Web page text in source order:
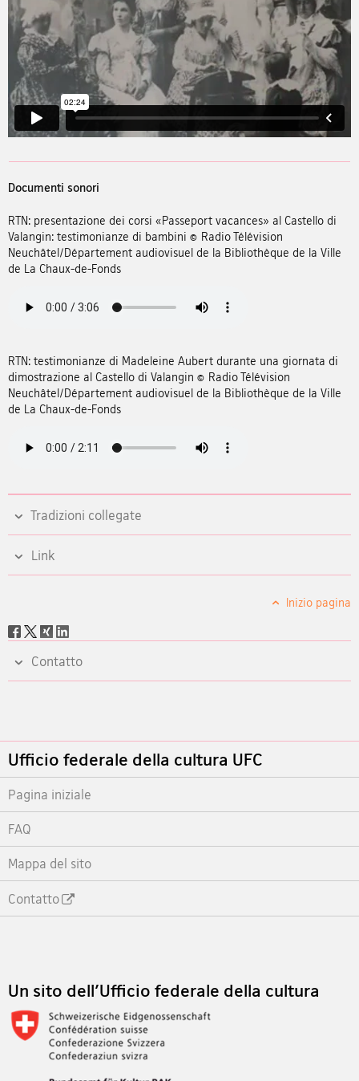
Documenti sonori
RTN: presentazione dei corsi «Passeport vacances» al Castello di
Valangin: testimonianze di bambini © Radio Télévision
Neuchâtel/Département audiovisuel de la Bibliothèque de la Ville
de La Chaux-de-Fonds
RTN: testimonianze di Madeleine Aubert durante una giornata di
dimostrazione al Castello di Valangin © Radio Télévision
Neuchâtel/Département audiovisuel de la Bibliothèque de la Ville
de La Chaux-de-Fonds
Tradizioni collegate
Link
Inizio pagina
Social
Contatto
Footer
Ufficio federale della cultura UFC
Pagina iniziale
FAQ
Mappa del sito
Contatto
Un sito dell'Ufficio federale della cultura